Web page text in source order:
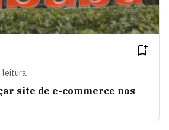
leitura
site de e-commerce nos